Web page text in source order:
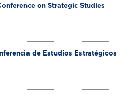
on Strategic Studies
de Estudios Estratégicos